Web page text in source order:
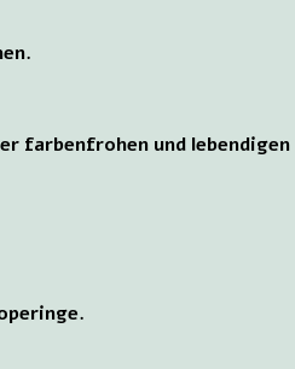
farbenfrohen und lebendigen